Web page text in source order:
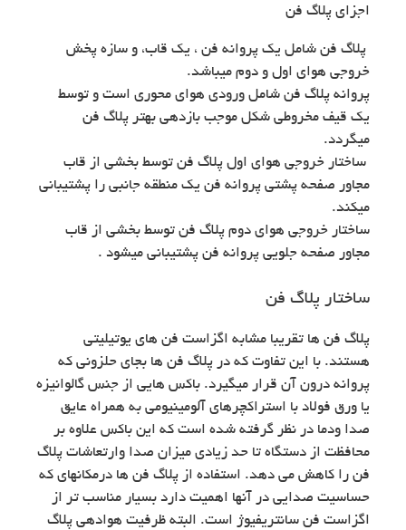
اجزای پلاگ فن
پلاگ فن شامل یک پروانه فن ، یک قاب، و سازه پخش
خروجی هوای اول و دوم میباشد.
پروانه پلاگ فن شامل ورودی هوای محوری است و توسط
یک قیف مخروطی شکل موجب بازدهی بهتر پلاگ فن
میگردد.
ساختار خروجی هوای اول پلاگ فن توسط بخشی از قاب
مجاور صفحه پشتی پروانه فن یک منطقه جانبی را پشتیبانی
میکند.
ساختار خروجی هوای دوم پلاگ فن توسط بخشی از قاب
مجاور صفحه جلویی پروانه فن پشتیبانی میشود .
ساختار پلاگ فن
پلاگ فن ها تقریبا مشابه اگزاست فن های یوتیلیتی
هستند. با این تفاوت که در پلاگ فن ها بجای حلزونی که
پروانه درون آن قرار میگیرد. باکس هایی از جنس گالوانیزه
یا ورق فولاد با استراکچرهای آلومینیومی به همراه عایق
صدا ودما در نظر گرفته شده است که این باکس علاوه بر
محافظت از دستگاه تا حد زیادی میزان صدا وارتعاشات پلاگ
فن را کاهش می دهد. استفاده از پلاگ فن ها درمکانهای که
حساسیت صدایی در آنها اهمیت دارد بسیار مناسب تر از
اگزاست فن سانتریفیوژ است. البته ظرفیت هوادهی پلاگ